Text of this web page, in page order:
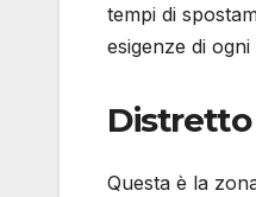
tempi di
esigenze di
Distretto
Questa è la